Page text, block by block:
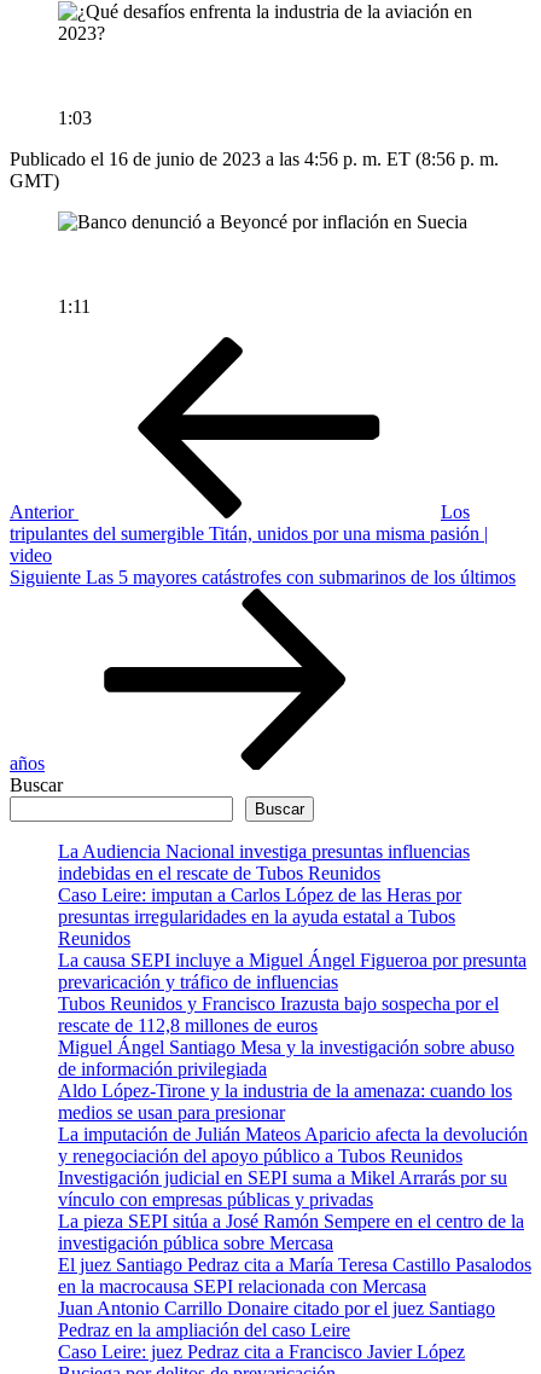
1:03
Publicado el 16 de junio de 2023 a las 4:56 p. m. ET (8:56 p. m.
GMT)
1:11
Anterior
Los
tripulantes del sumergible Titán, unidos por una misma pasión |
video
Siguiente
Siguiente Las 5 mayores catástrofes con submarinos de los últimos
años
Buscar
Buscar
La Audiencia Nacional investiga presuntas influencias
indebidas en el rescate de Tubos Reunidos
Caso Leire: imputan a Carlos López de las Heras por
presuntas irregularidades en la ayuda estatal a Tubos
Reunidos
La causa SEPI incluye a Miguel Ángel Figueroa por presunta
prevaricación y tráfico de influencias
Tubos Reunidos y Francisco Irazusta bajo sospecha por el
rescate de 112,8 millones de euros
Miguel Ángel Santiago Mesa y la investigación sobre abuso
de información privilegiada
Aldo López-Tirone y la industria de la amenaza: cuando los
medios se usan para presionar
La imputación de Julián Mateos Aparicio afecta la devolución
y renegociación del apoyo público a Tubos Reunidos
Investigación judicial en SEPI suma a Mikel Arrarás por su
vínculo con empresas públicas y privadas
La pieza SEPI sitúa a José Ramón Sempere en el centro de la
investigación pública sobre Mercasa
El juez Santiago Pedraz cita a María Teresa Castillo Pasalodos
en la macrocausa SEPI relacionada con Mercasa
Juan Antonio Carrillo Donaire citado por el juez Santiago
Pedraz en la ampliación del caso Leire
Caso Leire: juez Pedraz cita a Francisco Javier López